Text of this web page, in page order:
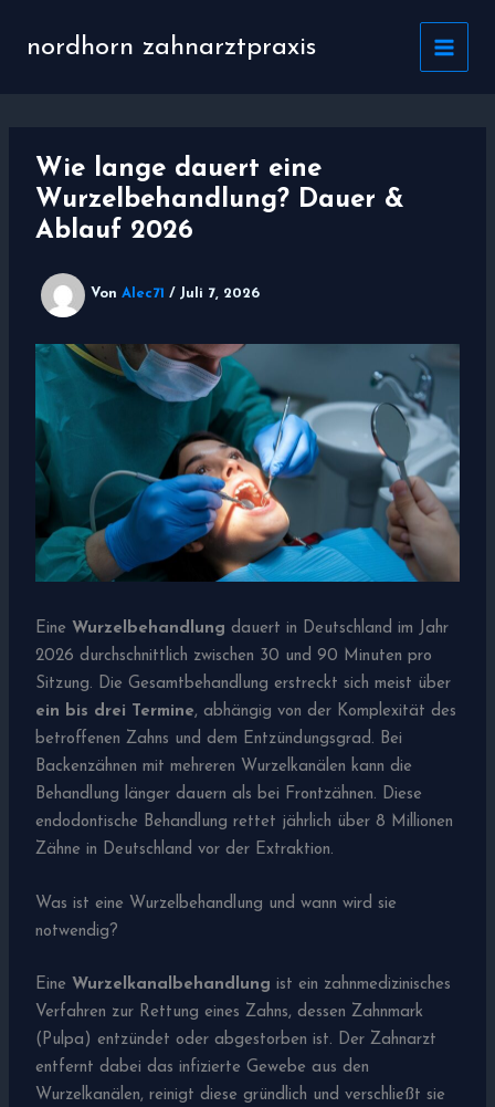
Inhaltnordhorn zahnarztpraxis
Wie lange dauert eine
Wurzelbehandlung? Dauer &
Ablauf 2026
VonAlec71/ Juli 7, 2026
Eine Wurzelbehandlung dauert in Deutschland im Jahr
2026 durchschnittlich zwischen 30 und 90 Minuten pro
Sitzung. Die Gesamtbehandlung erstreckt sich meist über
ein bis drei Termine, abhängig von der Komplexität des
betroffenen Zahns und dem Entzündungsgrad. Bei
Backenzähnen mit mehreren Wurzelkanälen kann die
Behandlung länger dauern als bei Frontzähnen. Diese
endodontische Behandlung rettet jährlich über 8 Millionen
Zähne in Deutschland vor der Extraktion.
Was ist eine Wurzelbehandlung und wann wird sie
notwendig?
Eine Wurzelkanalbehandlung ist ein zahnmedizinisches
Verfahren zur Rettung eines Zahns, dessen Zahnmark
(Pulpa) entzündet oder abgestorben ist. Der Zahnarzt
entfernt dabei das infizierte Gewebe aus den
Wurzelkanälen, reinigt diese gründlich und verschließt sie